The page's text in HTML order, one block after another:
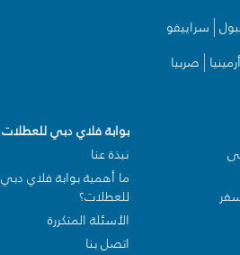
سراييفو
أرمينيا صربيا
بوابة فلاي دبي للعطلات
نبذة عنا
ما أهمية بوابة فلاي دبي
للعطلات؟
الأسئلة المتكررة
اتصل بنا